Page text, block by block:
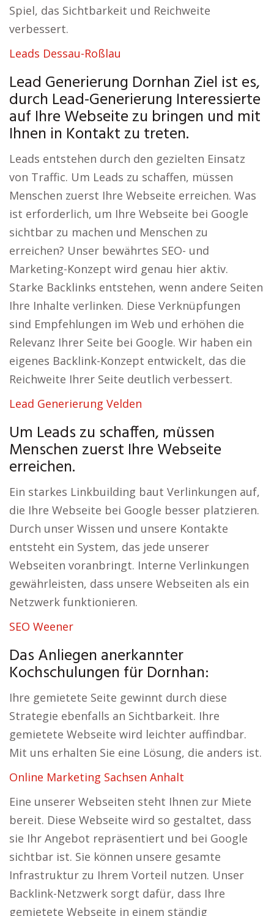
Spiel, das Sichtbarkeit und Reichweite
verbessert.
Leads Dessau-Roßlau
Lead Generierung Dornhan Ziel ist es,
durch Lead-Generierung Interessierte
auf Ihre Webseite zu bringen und mit
Ihnen in Kontakt zu treten.
Leads entstehen durch den gezielten Einsatz
von Traffic. Um Leads zu schaffen, müssen
Menschen zuerst Ihre Webseite erreichen. Was
ist erforderlich, um Ihre Webseite bei Google
sichtbar zu machen und Menschen zu
erreichen? Unser bewährtes SEO- und
Marketing-Konzept wird genau hier aktiv.
Starke Backlinks entstehen, wenn andere Seiten
Ihre Inhalte verlinken. Diese Verknüpfungen
sind Empfehlungen im Web und erhöhen die
Relevanz Ihrer Seite bei Google. Wir haben ein
eigenes Backlink-Konzept entwickelt, das die
Reichweite Ihrer Seite deutlich verbessert.
Lead Generierung Velden
Um Leads zu schaffen, müssen
Menschen zuerst Ihre Webseite
erreichen.
Ein starkes Linkbuilding baut Verlinkungen auf,
die Ihre Webseite bei Google besser platzieren.
Durch unser Wissen und unsere Kontakte
entsteht ein System, das jede unserer
Webseiten voranbringt. Interne Verlinkungen
gewährleisten, dass unsere Webseiten als ein
Netzwerk funktionieren.
SEO Weener
Das Anliegen anerkannter
Kochschulungen für Dornhan:
Ihre gemietete Seite gewinnt durch diese
Strategie ebenfalls an Sichtbarkeit. Ihre
gemietete Webseite wird leichter auffindbar.
Mit uns erhalten Sie eine Lösung, die anders ist.
Online Marketing Sachsen Anhalt
Eine unserer Webseiten steht Ihnen zur Miete
bereit. Diese Webseite wird so gestaltet, dass
sie Ihr Angebot repräsentiert und bei Google
sichtbar ist. Sie können unsere gesamte
Infrastruktur zu Ihrem Vorteil nutzen. Unser
Backlink-Netzwerk sorgt dafür, dass Ihre
gemietete Webseite in einem ständig